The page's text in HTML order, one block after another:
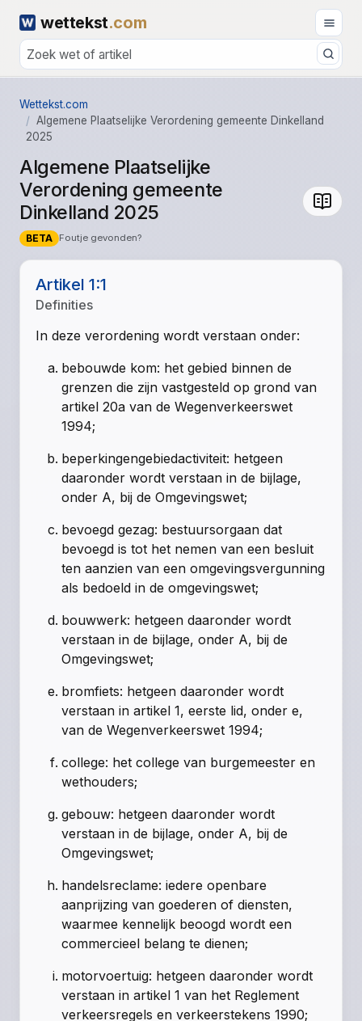
wettekst.com
Wettekst.com
Algemene Plaatselijke Verordening gemeente Dinkelland
2025
Algemene Plaatselijke
Verordening gemeente
Dinkelland 2025
BETA Foutje gevonden?
Artikel 1:1
Definities
In deze verordening wordt verstaan onder:
bebouwde kom: het gebied binnen de
grenzen die zijn vastgesteld op grond van
artikel 20a van de Wegenverkeerswet
1994;
beperkingengebiedactiviteit: hetgeen
daaronder wordt verstaan in de bijlage,
onder A, bij de Omgevingswet;
bevoegd gezag: bestuursorgaan dat
bevoegd is tot het nemen van een besluit
ten aanzien van een omgevingsvergunning
als bedoeld in de omgevingswet;
bouwwerk: hetgeen daaronder wordt
verstaan in de bijlage, onder A, bij de
Omgevingswet;
bromfiets: hetgeen daaronder wordt
verstaan in artikel 1, eerste lid, onder e,
van de Wegenverkeerswet 1994;
college: het college van burgemeester en
wethouders;
gebouw: hetgeen daaronder wordt
verstaan in de bijlage, onder A, bij de
Omgevingswet;
handelsreclame: iedere openbare
aanprijzing van goederen of diensten,
waarmee kennelijk beoogd wordt een
commercieel belang te dienen;
motorvoertuig: hetgeen daaronder wordt
verstaan in artikel 1 van het Reglement
verkeersregels en verkeerstekens 1990;